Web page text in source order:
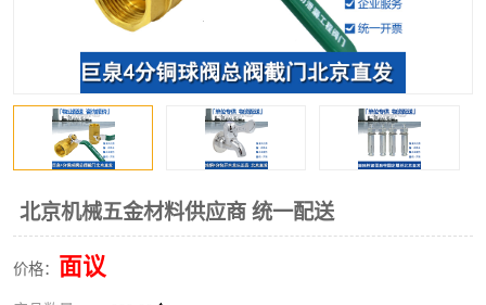
北京机械五金材料供应商 统一配送
价格： 面议